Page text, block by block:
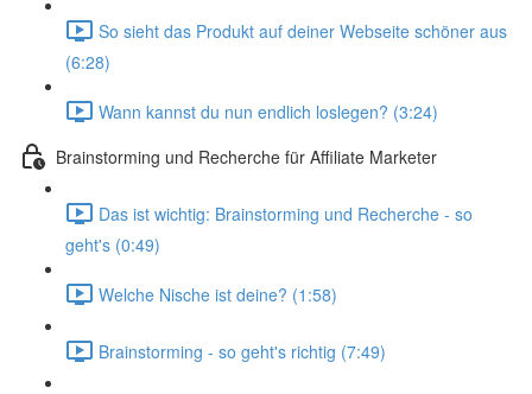
So sieht das Produkt auf deiner Webseite schöner aus
(6:28)
Wann kannst du nun endlich loslegen? (3:24)
Brainstorming und Recherche für Affiliate Marketer
Das ist wichtig: Brainstorming und Recherche - so
geht's (0:49)
Welche Nische ist deine? (1:58)
Brainstorming - so geht's richtig (7:49)